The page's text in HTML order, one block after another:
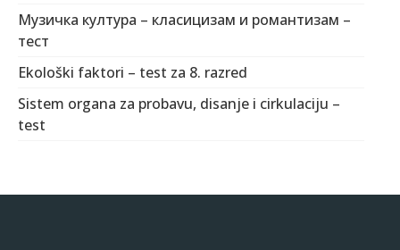
Музичка култура – класицизам и романтизам –
тест
Ekološki faktori – test za 8. razred
Sistem organa za probavu, disanje i cirkulaciju –
test